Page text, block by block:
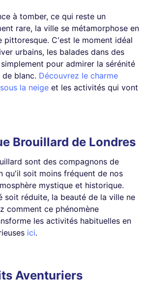
à tomber, ce qui reste un
rare, la ville se métamorphose en
pittoresque. C'est le moment idéal
urbains, les balades dans des
pour admirer la sérénité
blanc. Découvrez le charme
la neige et les activités qui vont
Brouillard de Londres
sont des compagnons de
qu'il soit moins fréquent de nos
mystique et historique.
soit réduite, la beauté de la ville ne
comment ce phénomène
les activités habituelles en
ici.
Aventuriers